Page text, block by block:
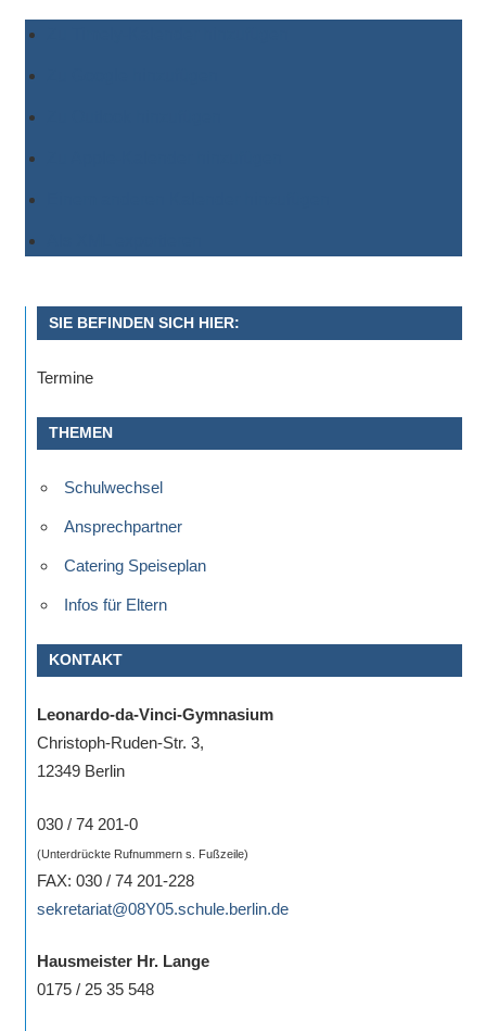
SIE BEFINDEN SICH HIER:
Termine
THEMEN
Schulwechsel
Ansprechpartner
Catering Speiseplan
Infos für Eltern
KONTAKT
Leonardo-da-Vinci-Gymnasium
Christoph-Ruden-Str. 3,
12349 Berlin
030 / 74 201-0
(Unterdrückte Rufnummern s. Fußzeile)
FAX: 030 / 74 201-228
sekretariat@08Y05.schule.berlin.de
Hausmeister Hr. Lange
0175 / 25 35 548